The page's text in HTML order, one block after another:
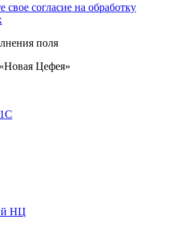
согласие на обработку
поля
Цефея»
НЦ